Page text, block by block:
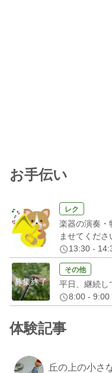
お手伝い
レク
楽器の演奏・
ませてくだ
13:30 -
募集終了
その他
平日、継続し
8:00 - 9:00
体験記事
丘の上の小さ